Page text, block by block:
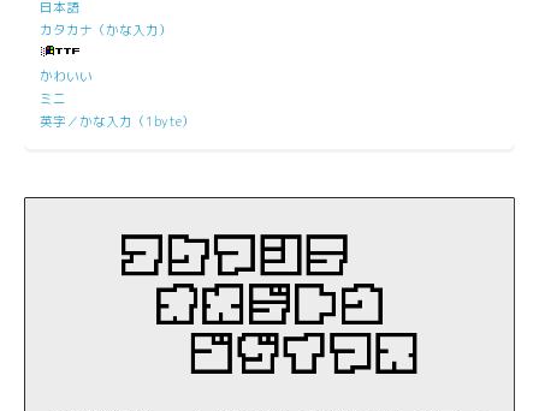
日本語
カタカナ（かな入力）
かわいい
ミニ
英字／かな入力（1byte）